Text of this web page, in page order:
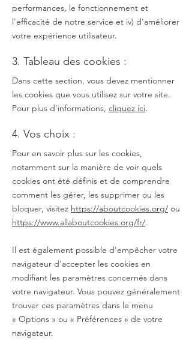
performances, le fonctionnement et
l'efficacité de notre service et iv) d'améliorer
votre expérience utilisateur.
3. Tableau des cookies :
Dans cette section, vous devez mentionner
les cookies que vous utilisez sur votre site.
Pour plus d'informations, cliquez ici.
4. Vos choix :
Pour en savoir plus sur les cookies,
notamment sur la manière de voir quels
cookies ont été définis et de comprendre
comment les gérer, les supprimer ou les
bloquer, visitez https://aboutcookies.org/ ou
https://www.allaboutcookies.org/fr/.
Il est également possible d'empêcher votre
navigateur d'accepter les cookies en
modifiant les paramètres concernés dans
votre navigateur. Vous pouvez généralement
trouver ces paramètres dans le menu
« Options » ou « Préférences » de votre
navigateur.